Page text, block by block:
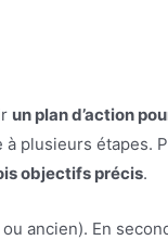
un plan d’action
plusieurs étapes.
objectifs précis.
ancien). En